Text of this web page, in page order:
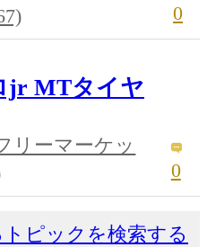
0
jr MTタイヤ
リーマーケッ
0
トピックを検索する